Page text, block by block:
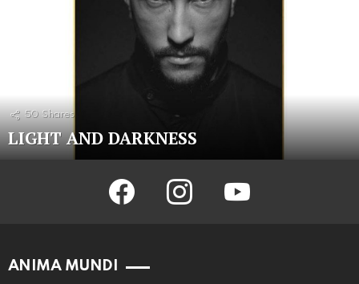
50 Shares
LIGHT AND DARKNESS
facebook instagram youtube
ANIMA MUNDI